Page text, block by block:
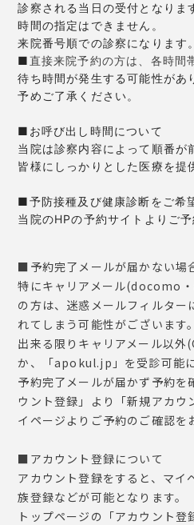
診察される当日の受付となりま
時間の指定はできません。
来院番号順での診察になります。
■直接来院予約の方は、各時間
待ち時間が発生する可能性があ
■お呼び出し時間について
当院は診察内容によって順番
皆様にしっかりとした医療を
■予防接種及び健康診断をご希
当院のHPの予約サイトよりご予
■予約完了メールが届かない場
特にキャリアメール(docomo
の方は、迷惑メールフィルター
れてしまう可能性がございます。
出来る限りキャリアメール以
か、「apokul.jp」を受診可能に
予約完了メールが届かず予約を
ウント登録」より「新規アカウ
イページよりご予約のご確認を
■アカウント登録について
アカウント登録をすると、マイ
族登録などが可能となります。
トップページの「アカウント登